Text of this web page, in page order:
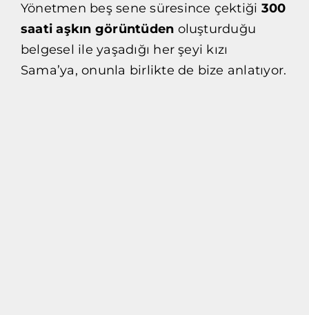
Yönetmen beş sene süresince çektiği 300
saati aşkın görüntüden oluşturduğu
belgesel ile yaşadığı her şeyi kızı
Sama’ya, onunla birlikte de bize anlatıyor.